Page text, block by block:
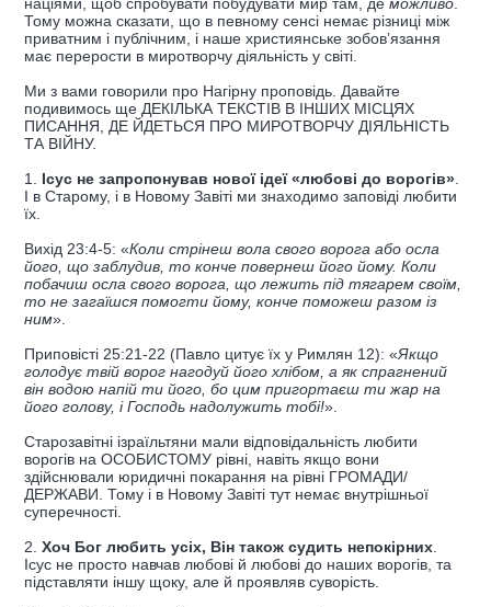
Тому можна сказати, що в певному сенсі немає різниці між
приватним і публічним, і наше християнське зобов’язання
має перерости в миротворчу діяльність у світі.
Ми з вами говорили про Нагірну проповідь. Давайте
подивимось ще ДЕКІЛЬКА ТЕКСТІВ В ІНШИХ МІСЦЯХ
ПИСАННЯ, ДЕ ЙДЕТЬСЯ ПРО МИРОТВОРЧУ ДІЯЛЬНІСТЬ
ТА ВІЙНУ.
1.
Ісус не запропонував нової ідеї «любові до ворогів»
І в Старому, і в Новому Завіті ми знаходимо заповіді любити
їх.
Вихід 23:4-5: «Коли стрінеш вола свого ворога або осла
його, що заблудив, то конче повернеш його йому. Коли
побачиш осла свого ворога, що лежить під тягарем своїм,
то не загаїшся помогти йому, конче поможеш разом із
ним».
Приповісті 25:21-22 (Павло цитує їх у Римлян 12): «Якщо
голодує твій ворог нагодуй його хлібом, а як спрагнений
він водою напій ти його, бо цим пригортаєш ти жар на
його голову, і Господь надолужить тобі!».
Старозавітні ізраїльтяни мали відповідальність любити
ворогів на ОСОБИСТОМУ рівні, навіть якщо вони
здійснювали юридичні покарання на рівні ГРОМАДИ/
ДЕРЖАВИ. Тому і в Новому Завіті тут немає внутрішньої
суперечності.
2. Хоч Бог любить усіх, Він також судить непокірних
Ісус не просто навчав любові й любові до наших ворогів, та
підставляти іншу щоку, але й проявляв суворість.